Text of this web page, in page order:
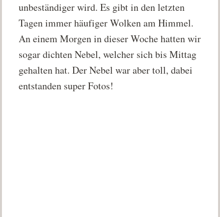
unbeständiger wird. Es gibt in den letzten
Tagen immer häufiger Wolken am Himmel.
An einem Morgen in dieser Woche hatten wir
sogar dichten Nebel, welcher sich bis Mittag
gehalten hat. Der Nebel war aber toll, dabei
entstanden super Fotos!